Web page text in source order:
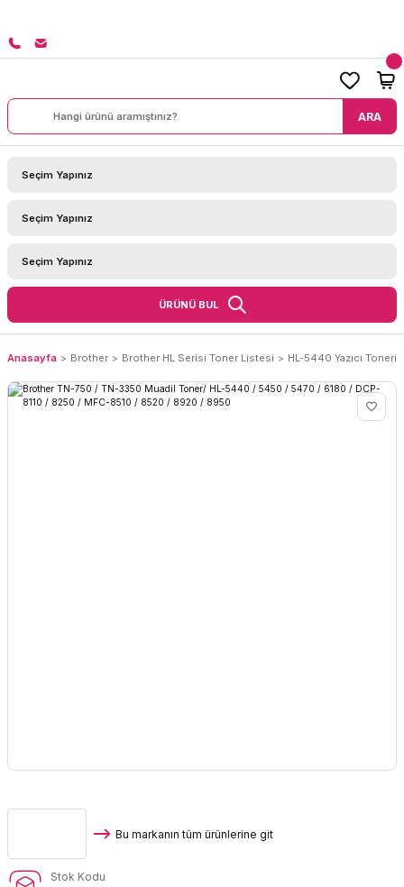
ARA
ÜRÜNÜ BUL
Anasayfa Brother Brother HL Serisi Toner Listesi HL-5440 Yazıcı Toneri
Bu markanın tüm ürünlerine git
Stok Kodu